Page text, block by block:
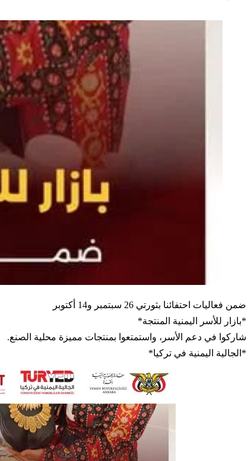
ضمن فعاليات احتفائنا بثورتي 26 سبتمبر و14 أكتوبر
*بازار للأسر اليمنية المنتجة*
شاركوا في دعم الأسر، واستمتعوا بمنتجات مميزة محلية الصنع.
*الجالية اليمنية في تركيا*